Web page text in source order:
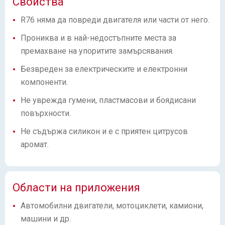
R76 няма да повреди двигателя или части от него.
Прониква и в най-недостъпните места за
премахване на упоритите замърсявания.
Безвреден за електрическите и електронни
компоненти.
Не уврежда гумени, пластмасови и боядисани
повърхности.
Не съдържа силикон и е с приятен цитрусов
аромат.
Области на приложения
Автомобилни двигатели, мотоциклети, камиони,
машини и др.